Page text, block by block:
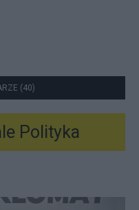
(40)
Polityka